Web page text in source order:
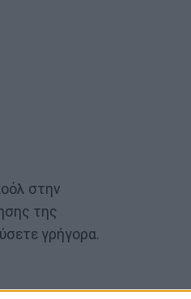
στην
της
γρήγορα.